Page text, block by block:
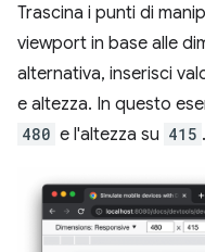
Trascina i punti di
viewport in base alle
alternativa, inserisci
e altezza. In questo
480 e l'altezza su 415 .